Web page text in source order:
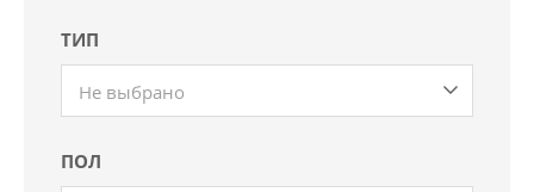
ТИП
Не выбрано
ПОЛ